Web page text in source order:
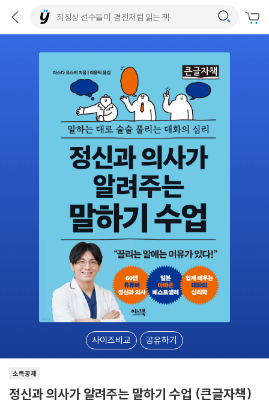
사이즈비교 공유하기
소득공제
정신과 의사가 알려주는 말하기 수업 (큰글자책)